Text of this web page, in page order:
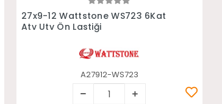
Stokta Yok
27x9-12 Wattstone WS723 6Kat
Atv Utv Ön Lastiği
A27912-WS723